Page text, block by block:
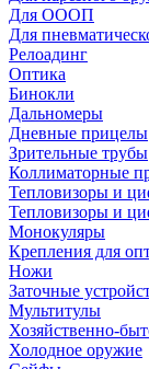
Для ОООП
Для
Релоадинг
Оптика
Бинокли
Дальномеры
Дневные прицелы
Зрительные трубы
Коллиматорные
Тепловизоры и
Тепловизоры и
Монокуляры
Крепления для
Ножи
Заточные
Мультитулы
Хозяйственно-
Холодное оружие